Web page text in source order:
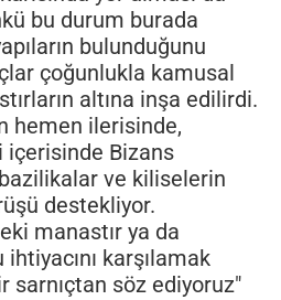
bu durum burada
bulunduğunu
çoğunlukla kamusal
altına inşa edilirdi.
hemen ilerisinde,
içerisinde Bizans
ve kiliselerin
destekliyor.
manastır ya da
karşılamak
sarnıçtan söz ediyoruz"